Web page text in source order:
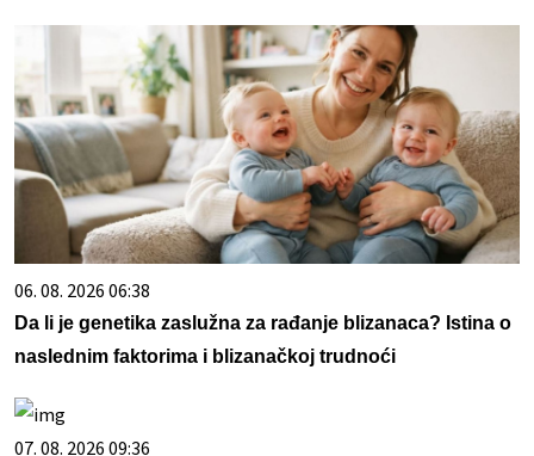
06. 08. 2026 06:38
Da li je genetika zaslužna za rađanje blizanaca? Istina o
naslednim faktorima i blizanačkoj trudnoći
07. 08. 2026 09:36